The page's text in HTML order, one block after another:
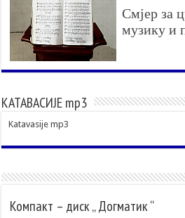
Смјер за
музику и
КАТАВАСИЈЕ mp3
Katavasije mp3
Компакт – диск „ Догматик “